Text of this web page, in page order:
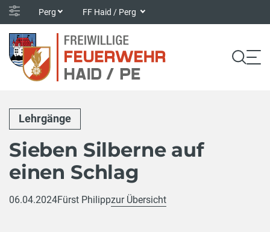
Perg FF Haid / Perg
Lehrgänge
Sieben Silberne auf
einen Schlag
06.04.2024Fürst Philippzur Übersicht